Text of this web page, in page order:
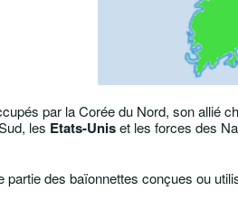
par la Corée du Nord, son allié
les Etats-Uniset les forces des
partie des baïonnettes conçues ou